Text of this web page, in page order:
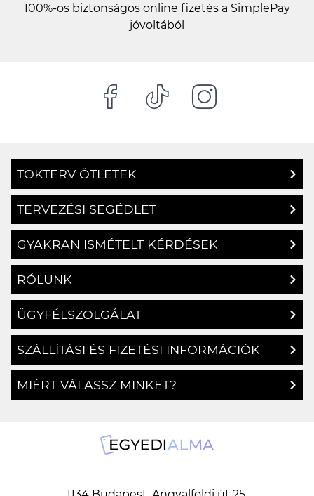
100%-os biztonságos online fizetés a SimplePay
jóvoltából
TOKTERV ÖTLETEK
TERVEZÉSI SEGÉDLET
GYAKRAN ISMÉTELT KÉRDÉSEK
RÓLUNK
ÜGYFÉLSZOLGÁLAT
SZÁLLÍTÁSI ÉS FIZETÉSI INFORMÁCIÓK
MIÉRT VÁLASSZ MINKET?